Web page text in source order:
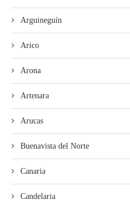
Arguineguín
Arico
Arona
Artenara
Arucas
Buenavista del Norte
Canaria
Candelaria